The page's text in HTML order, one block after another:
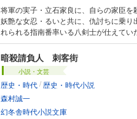
将軍の実子・立石家良に、自らの家臣を
妖艶な女忍・るいと共に、仇討ちに乗
れられる指南番率いる八剣士が仕えて
中、家良の背後に潜む巨悪が巡らせた
いは愛する鹿之介を護ることができるの
暗殺請負人 刺客街
小説・文芸
歴史・時代/ 歴史・時代小説
森村誠一
幻冬舎時代小説文庫